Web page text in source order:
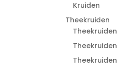
Kruiden
Theekruiden